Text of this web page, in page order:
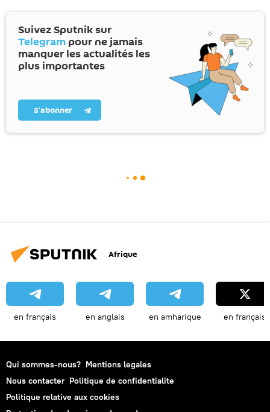
Suivez Sputnik sur
Telegram pour ne jamais
manquer les actualités les
plus importantes
S’abonner
Afrique
en français en anglais en amharique en français
Qui sommes-nous? Mentions legales
Nous contacter Politique de confidentialite
Politique relative aux cookies